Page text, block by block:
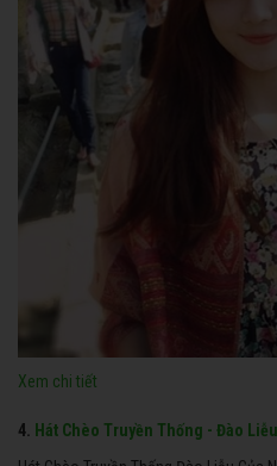
Xem chi tiết
4.
Hát Chèo Truyền Thống - Đào